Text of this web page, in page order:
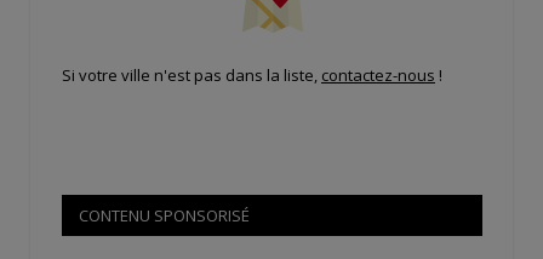
Si votre ville n'est pas dans la liste, contactez-nous !
CONTENU SPONSORISÉ